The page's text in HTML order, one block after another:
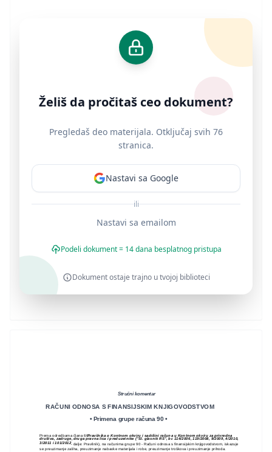
Prema odredbama člana 66.Pravilnika o Kontnom okviru i sadržini računa u Kontnom okviru za privredna
društva, zadruge, druga pravna lica i preduzetnike ("Sl. glasnik RS", br. 114/2006, 119/2008, 9/2009, 4/2010,
3/2011 i 101/2012- dalje: Pravilnik), na računima grupe 90 - Računi odnosa s finansijskim knjigovodstvom, iskazuje
se preuzimanje zaliha, preuzimanje nabavke materijala i robe, preuzimanje troškova i preuzimanje prihoda.
Stručni komentar
RAČUNI ODNOSA S FINANSIJSKIM KNJIGOVODSTVOM
• Primena grupe računa 90 •
Želiš da pročitaš ceo dokument?
Pregledaš deo materijala. Otključaj svih 76
stranica.
Nastavi sa Google
ili
Nastavi sa emailom
Podeli dokument = 14 dana besplatnog pristupa
Dokument ostaje trajno u tvojoj biblioteci